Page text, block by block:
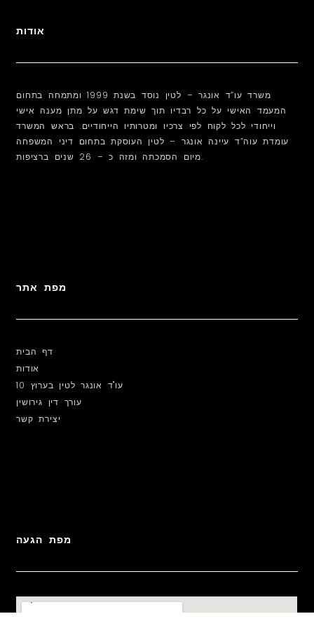
אודות
משרד עו”ד אונגר – לטין נוסד בשנת 1999 ומתמחה בתחום
המעמד האישי על כל רבדיו תוך שימת דגש על מתן מענה אישי
וייחודי לכל לקוח לפי צרכיו ומטרותיו הייחודיים. בראש המשרד
עומדת עוה”ד עיינה אונגר – לטין העוסקת בתחום דיני המשפחה
מיום הסמכתה ומזה כ – 26 שנים ברציפות.
מפת אתר
דף הבית
אודות
עו"ד אונגר לטין בערוץ 10
עורך דין גירושין
יצירת קשר
מפת הגעה